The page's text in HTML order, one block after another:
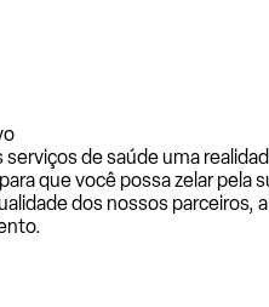
de saúde uma
que você possa zelar
dos nossos